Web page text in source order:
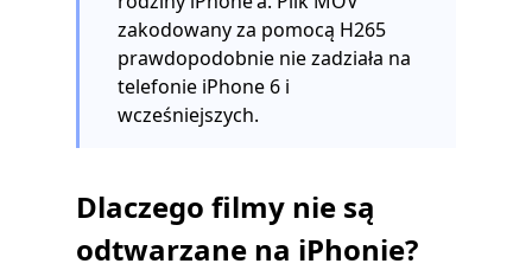
zakodowany za pomocą H265
prawdopodobnie nie zadziała na
telefonie iPhone 6 i
wcześniejszych.
Dlaczego filmy nie są
odtwarzane na iPhonie?